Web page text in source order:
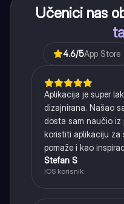
Učenici nas
4.6/5App Store
Aplikacija je super
dizajnirana. Našao
dosta sam naučio iz
koristiti aplikaciju za
pomaže i kao
Stefan S
iOS korisnik